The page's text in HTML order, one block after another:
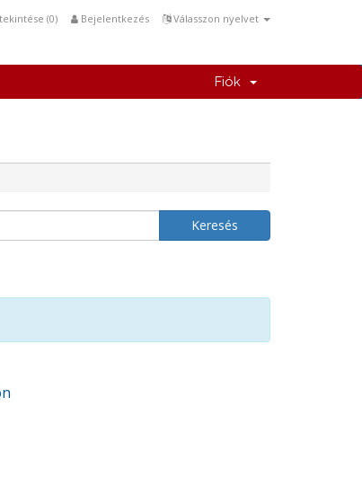
Válasszon nyelvet
Bejelentkezés
(0)
Fiók